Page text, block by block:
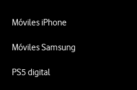
Móviles iPhone
Móviles Samsung
PS5 digital